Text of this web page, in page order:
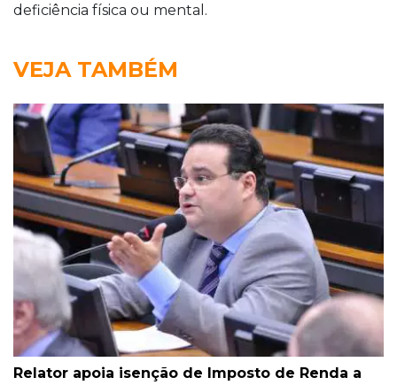
deficiência física ou mental.
VEJA TAMBÉM
Relator apoia isenção de Imposto de Renda a